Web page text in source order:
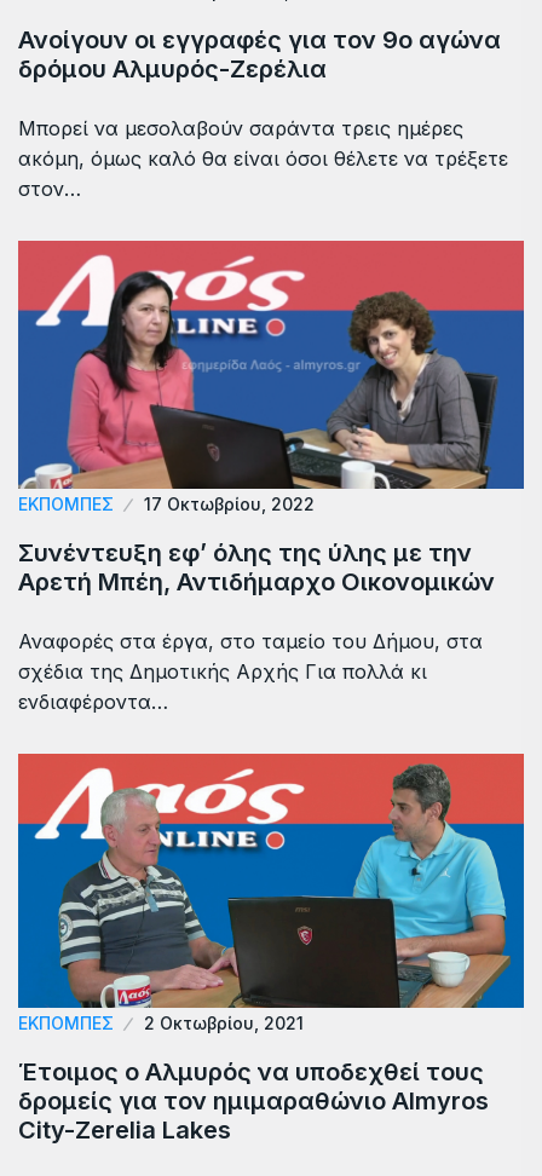
Ανοίγουν οι εγγραφές για τον 9ο αγώνα
δρόμου Αλμυρός-Ζερέλια
Μπορεί να μεσολαβούν σαράντα τρεις ημέρες
ακόμη, όμως καλό θα είναι όσοι θέλετε να τρέξετε
στον…
ΕΚΠΟΜΠΕΣ 17 Οκτωβρίου, 2022
Συνέντευξη εφ’ όλης της ύλης με την
Αρετή Μπέη, Αντιδήμαρχο Οικονομικών
Αναφορές στα έργα, στο ταμείο του Δήμου, στα
σχέδια της Δημοτικής Αρχής Για πολλά κι
ενδιαφέροντα…
ΕΚΠΟΜΠΕΣ 2 Οκτωβρίου, 2021
Έτοιμος ο Αλμυρός να υποδεχθεί τους
δρομείς για τον ημιμαραθώνιο Almyros
City-Zerelia Lakes